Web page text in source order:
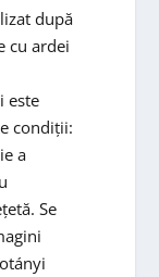
după
cu ardei
este
condiții:
a
Se